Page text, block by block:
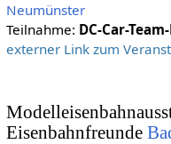
Neumünster
Teilnahme: DC-Car-
externer Link zum
Eisenbahnfreunde